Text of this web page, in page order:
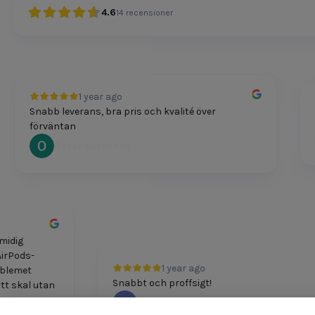
4.614 recensioner
1 year ago
Snabb leverans, bra pris och kvalité över
förväntan
Oscar Svensson
1 year ago
Snabbt och proffsigt!
smidig
AirPods-
skal utan